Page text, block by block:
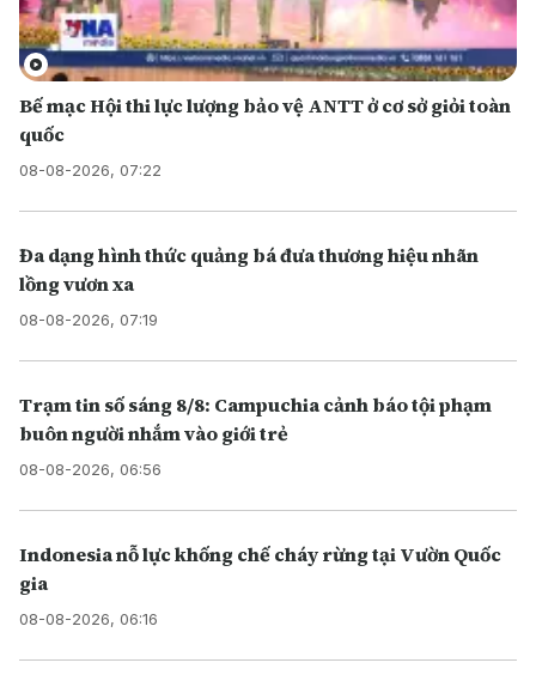
Bế mạc Hội thi lực lượng bảo vệ ANTT ở cơ sở giỏi toàn
quốc
08-08-2026, 07:22
Đa dạng hình thức quảng bá đưa thương hiệu nhãn
lồng vươn xa
08-08-2026, 07:19
Trạm tin số sáng 8/8: Campuchia cảnh báo tội phạm
buôn người nhắm vào giới trẻ
08-08-2026, 06:56
Indonesia nỗ lực khống chế cháy rừng tại Vườn Quốc
gia
08-08-2026, 06:16